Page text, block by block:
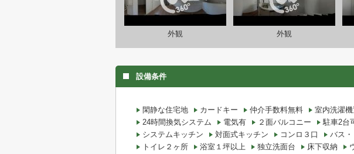
外観 外観
設備条件
閑静な住宅地 カードキー 仲介手数料無料 室内洗濯
24時間換気システム
電気有 ２面バルコニー 駐車2台
システムキッチン
対面式キッチン コンロ３口 バス・
トイレ２ヶ所
浴室１坪以上 独立洗面台 床下収納